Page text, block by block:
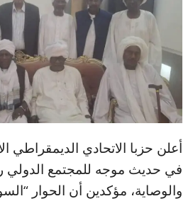
أعلن حزبا الاتحادي الديمقراطي
في حديث موجه للمجتمع الدولي
والوصاية، مؤكدين أن الحوار